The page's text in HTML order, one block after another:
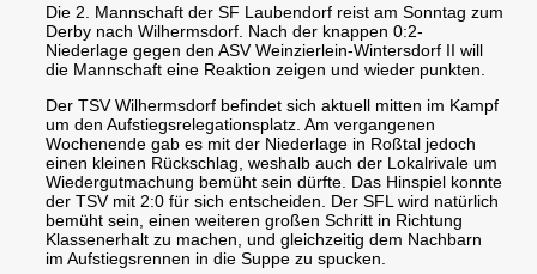
Die 2. Mannschaft der SF Laubendorf reist am Sonntag zum
Derby nach Wilhermsdorf. Nach der knappen 0:2-
Niederlage gegen den ASV Weinzierlein-Wintersdorf II will
die Mannschaft eine Reaktion zeigen und wieder punkten.
Der TSV Wilhermsdorf befindet sich aktuell mitten im Kampf
um den Aufstiegsrelegationsplatz. Am vergangenen
Wochenende gab es mit der Niederlage in Roßtal jedoch
einen kleinen Rückschlag, weshalb auch der Lokalrivale um
Wiedergutmachung bemüht sein dürfte. Das Hinspiel konnte
der TSV mit 2:0 für sich entscheiden. Der SFL wird natürlich
bemüht sein, einen weiteren großen Schritt in Richtung
Klassenerhalt zu machen, und gleichzeitig dem Nachbarn
im Aufstiegsrennen in die Suppe zu spucken.